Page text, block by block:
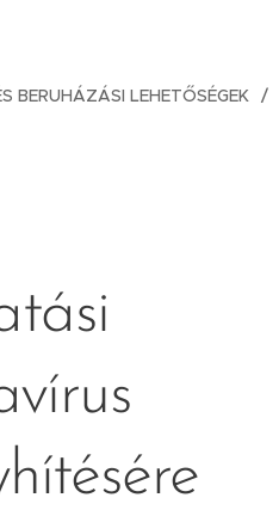
BERUHÁZÁSI LEHETŐSÉGEK